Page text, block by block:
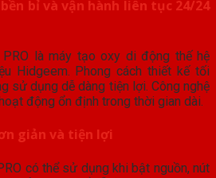
bỉ và vận hành liên tục 24/24
là máy tạo oxy di động thế hệ
Hidgeem. Phong cách thiết kế tối
sử dụng dễ dàng tiện lợi. Công nghệ
động ổn định trong thời gian dài.
giản và tiện lợi
có thể sử dụng khi bật nguồn, nút